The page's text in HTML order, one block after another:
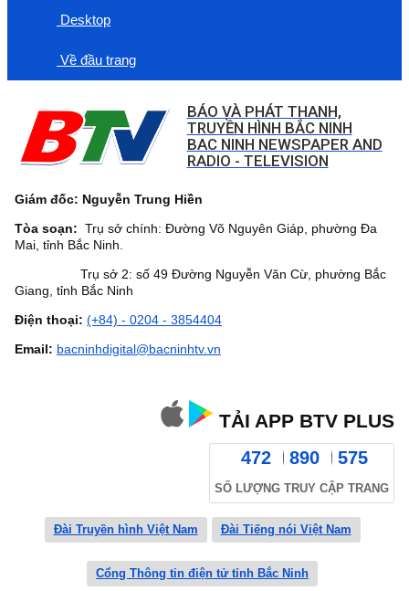
Desktop
Về đầu trang
BÁO VÀ PHÁT THANH,
TRUYỀN HÌNH BẮC NINH
BAC NINH NEWSPAPER AND
RADIO - TELEVISION
Giám đốc: Nguyễn Trung Hiền
Tòa soạn: Trụ sở chính: Đường Võ Nguyên Giáp, phường Đa
Mai, tỉnh Bắc Ninh.
Trụ sở 2: số 49 Đường Nguyễn Văn Cừ, phường Bắc
Giang, tỉnh Bắc Ninh
Điện thoại: (+84) - 0204 - 3854404
Email: bacninhdigital@bacninhtv.vn
TẢI APP BTV PLUS
472 890 575
SỐ LƯỢNG TRUY CẬP TRANG
Đài Truyền hình Việt Nam Đài Tiếng nói Việt Nam
Cổng Thông tin điện tử tỉnh Bắc Ninh